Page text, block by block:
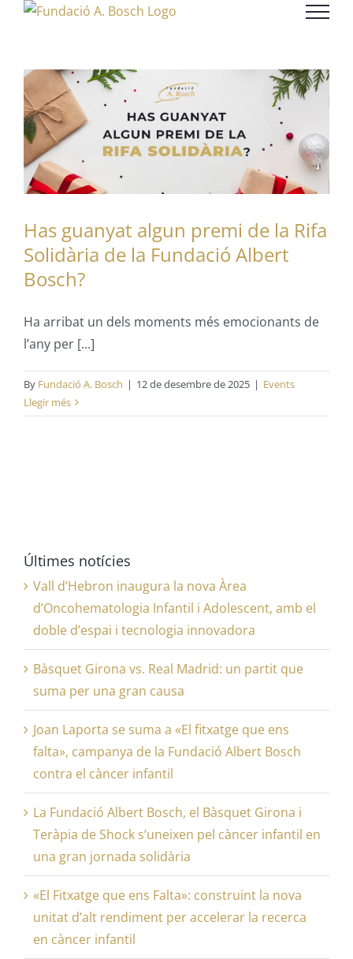
Has guanyat algun premi de la Rifa
Solidària de la Fundació Albert
Bosch?
Ha arribat un dels moments més emocionants de
l’any per [...]
By Fundació A. Bosch | 12 de desembre de 2025 | Events
Llegir més
Últimes notícies
Vall d’Hebron inaugura la nova Àrea
d’Oncohematologia Infantil i Adolescent, amb el
doble d’espai i tecnologia innovadora
Bàsquet Girona vs. Real Madrid: un partit que
suma per una gran causa
Joan Laporta se suma a «El fitxatge que ens
falta», campanya de la Fundació Albert Bosch
contra el càncer infantil
La Fundació Albert Bosch, el Bàsquet Girona i
Teràpia de Shock s’uneixen pel càncer infantil en
una gran jornada solidària
«El Fitxatge que ens Falta»: construint la nova
unitat d’alt rendiment per accelerar la recerca
en càncer infantil